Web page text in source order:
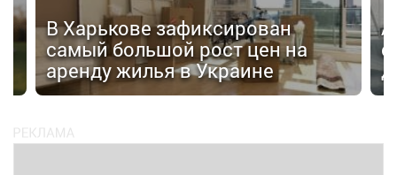
В Харькове зафиксирован
самый большой рост цен на
аренду жилья в Украине